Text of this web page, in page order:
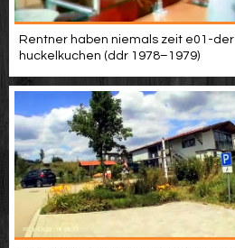
Rentner haben niemals zeit e01-der
huckelkuchen (ddr 1978–1979)